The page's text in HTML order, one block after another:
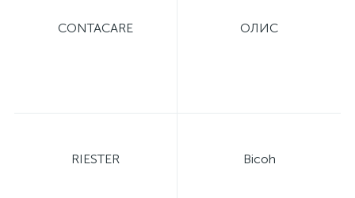
CONTACARE ОЛИС
RIESTER Bicoh